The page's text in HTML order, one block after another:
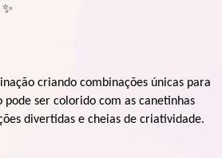
✨
criando combinações únicas para
pode ser colorido com as canetinhas
divertidas e cheias de criatividade.